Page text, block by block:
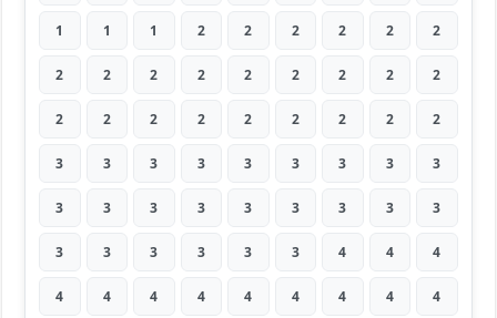
1 1 1 2 2 2 2 2 2
2 2 2 2 2 2 2 2 2
2 2 2 2 2 2 2 2 2
3 3 3 3 3 3 3 3 3
3 3 3 3 3 3 3 3 3
3 3 3 3 3 3 4 4 4
4 4 4 4 4 4 4 4 4